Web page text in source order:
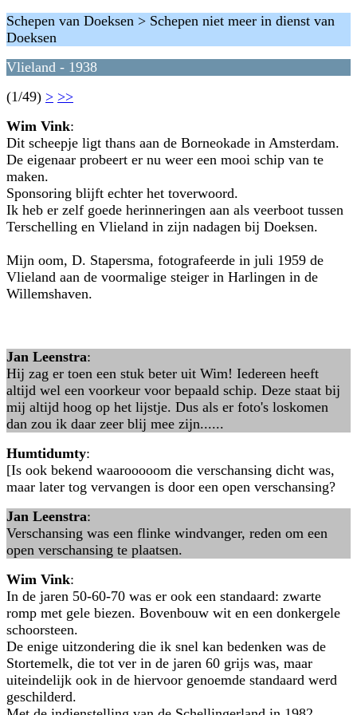
Schepen van Doeksen > Schepen niet meer in dienst van
Doeksen
Vlieland - 1938
(1/49) > >>
Wim Vink:
Dit scheepje ligt thans aan de Borneokade in Amsterdam.
De eigenaar probeert er nu weer een mooi schip van te
maken.
Sponsoring blijft echter het toverwoord.
Ik heb er zelf goede herinneringen aan als veerboot tussen
Terschelling en Vlieland in zijn nadagen bij Doeksen.
Mijn oom, D. Stapersma, fotografeerde in juli 1959 de
Vlieland aan de voormalige steiger in Harlingen in de
Willemshaven.
Jan Leenstra:
Hij zag er toen een stuk beter uit Wim! Iedereen heeft
altijd wel een voorkeur voor bepaald schip. Deze staat bij
mij altijd hoog op het lijstje. Dus als er foto's loskomen
dan zou ik daar zeer blij mee zijn......
Humtidumty:
[Is ook bekend waarooooom die verschansing dicht was,
maar later tog vervangen is door een open verschansing?
Jan Leenstra:
Verschansing was een flinke windvanger, reden om een
open verschansing te plaatsen.
Wim Vink:
In de jaren 50-60-70 was er ook een standaard: zwarte
romp met gele biezen. Bovenbouw wit en een donkergele
schoorsteen.
De enige uitzondering die ik snel kan bedenken was de
Stortemelk, die tot ver in de jaren 60 grijs was, maar
uiteindelijk ook in de hiervoor genoemde standaard werd
geschilderd.